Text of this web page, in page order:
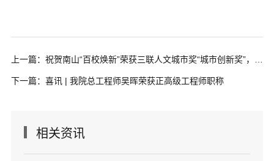
下一篇：喜讯 | 我院总工程师吴晖荣获正高级工程师职称
相关资讯